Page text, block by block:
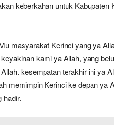
keberkahan untuk Kabupaten
masyarakat Kerinci yang ya
kami ya Allah, yang
kesempatan terakhir ini ya
memimpin Kerinci ke depan ya
hadir.